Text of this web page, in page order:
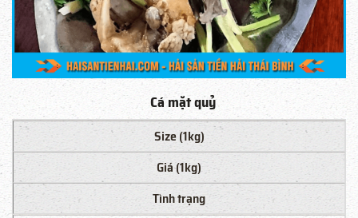
Cá mặt quỷ
Size (1kg)
Giá (1kg)
Tình trạng